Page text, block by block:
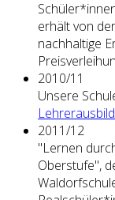
erhält von
nachhaltige
2010/11
Unsere
2011/12
"Lernen
Oberstufe",